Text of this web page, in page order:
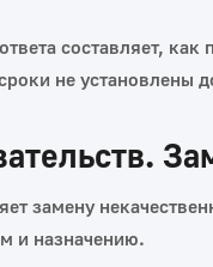
составляет,
не установлены
замену
и назначению.